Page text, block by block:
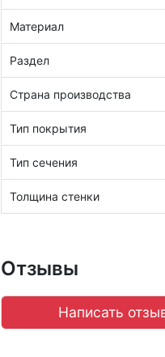
Материал
Раздел
Страна производства
Тип покрытия
Тип сечения
Толщина стенки
Отзывы
Написать